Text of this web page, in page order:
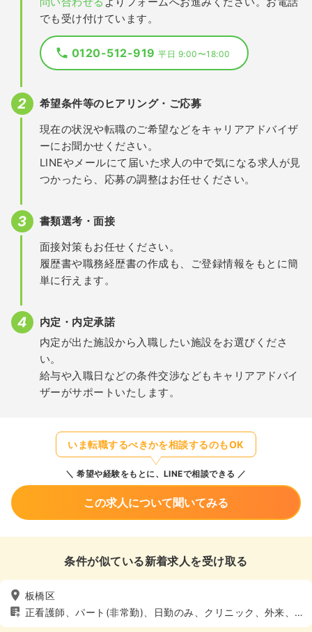
でも受け付けています。
0120-512-919平日 9:00〜18:00
希望条件等のヒアリング・ご応募
現在の状況や転職のご希望などをキャリアアドバイザ
ーにお聞かせください。
LINEやメールにて届いた求人の中で気になる求人が見
つかったら、応募の調整はお任せください。
書類選考・面接
面接対策もお任せください。
履歴書や職務経歴書の作成も、ご登録情報をもとに簡
単に行えます。
内定・内定承諾
内定が出た施設から入職したい施設をお選びくださ
い。
給与や入職日などの条件交渉などもキャリアアドバイ
ザーがサポートいたします。
いま転職するべきかを相談するのもOK
希望や経験をもとに、LINEで相談できる
この求人について聞いてみる
条件が似ている新着求人を受け取る
板橋区
正看護師、パート(非常勤)、日勤のみ、クリニック、外来、4
週8休以上